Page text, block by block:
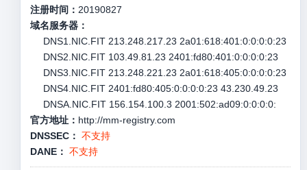
注册时间： 20190827
域名服务器：
DNS1.NIC.FIT 213.248.217.23 2a01:618:401:0:0:0:0:23
DNS2.NIC.FIT 103.49.81.23 2401:fd80:401:0:0:0:0:23
DNS3.NIC.FIT 213.248.221.23 2a01:618:405:0:0:0:0:23
DNS4.NIC.FIT 2401:fd80:405:0:0:0:0:23 43.230.49.23
DNSA.NIC.FIT 156.154.100.3 2001:502:ad09:0:0:0:0:
官方地址： http://mm-registry.com
DNSSEC： 不支持
DANE： 不支持